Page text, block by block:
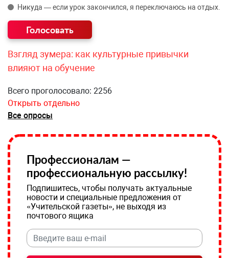
Никуда — если урок закончился, я переключаюсь на отдых.
Взгляд зумера: как культурные привычки
влияют на обучение
Всего проголосовало: 2256
Открыть отдельно
Все опросы
Профессионалам —
профессиональную рассылку!
Подпишитесь, чтобы получать актуальные
новости и специальные предложения от
«Учительской газеты», не выходя из
почтового ящика